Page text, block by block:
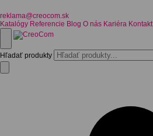
reklama@creocom.sk
Katalógy Referencie Blog O nás Kariéra Kontakt
Hľadať produkty